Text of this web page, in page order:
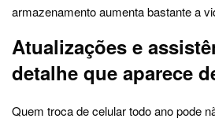
armazenamento aumenta bastante a
Atualizações e
detalhe que aparece
Quem troca de celular todo ano pode